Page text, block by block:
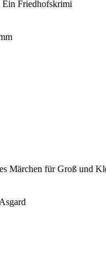
Ein Friedhofskrimi
Märchen für Groß und